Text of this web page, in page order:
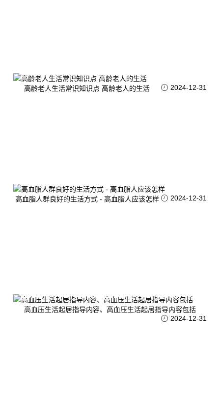
高龄老人生活常识知识点 高龄老人的生活 2024-12-31
高血脂人群良好的生活方式 - 高血脂人应该怎样 2024-12-31
高血压生活起居指导内容、高血压生活起居指导内容包括
2024-12-31